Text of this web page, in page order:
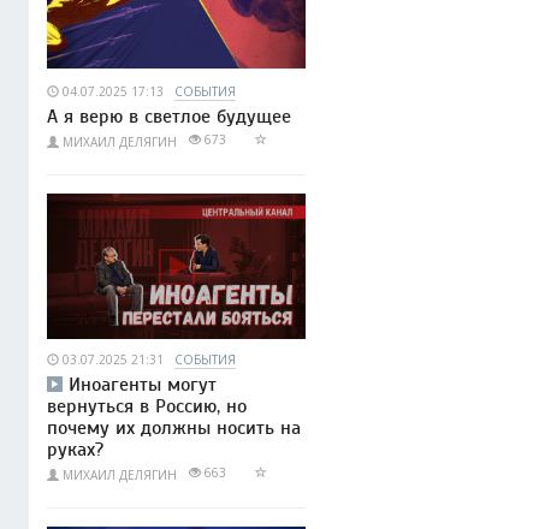
04.07.2025 17:13 СОБЫТИЯ
А я верю в светлое будущее
МИХАИЛ ДЕЛЯГИН 673
03.07.2025 21:31 СОБЫТИЯ
Иноагенты могут
вернуться в Россию, но
почему их должны носить на
руках?
МИХАИЛ ДЕЛЯГИН 663